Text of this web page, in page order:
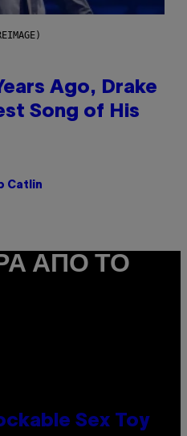
Ago, Drake
Song of His
Catlin
ΑΠΌ ΤΟ
Sex Toy